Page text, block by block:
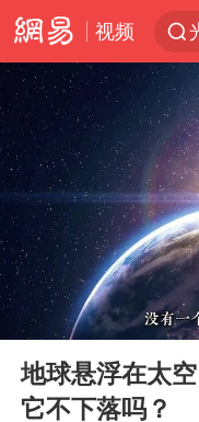
视频
Play
00:00
地球悬浮在太
它不下落吗？